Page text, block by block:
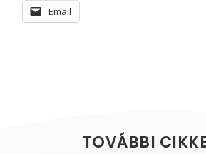
Email
TOVÁBBI